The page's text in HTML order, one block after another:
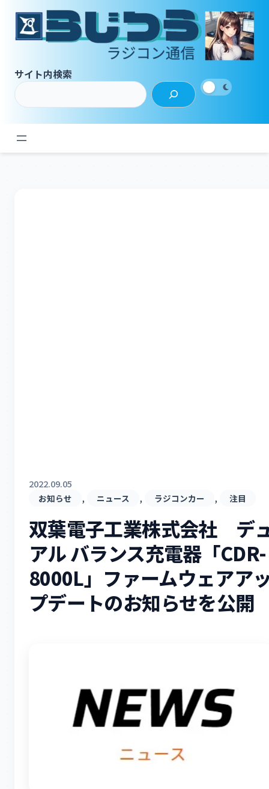
サイト内検索
2022.09.05
お知らせ , ニュース , ラジコンカー , 注目
双葉電子工業株式会社 デ
アル バランス充電器「CDR-
8000L」ファームウェアア
プデートのお知らせを公開